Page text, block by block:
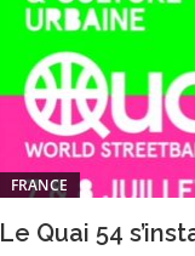
FRANCE
Le Quai 54